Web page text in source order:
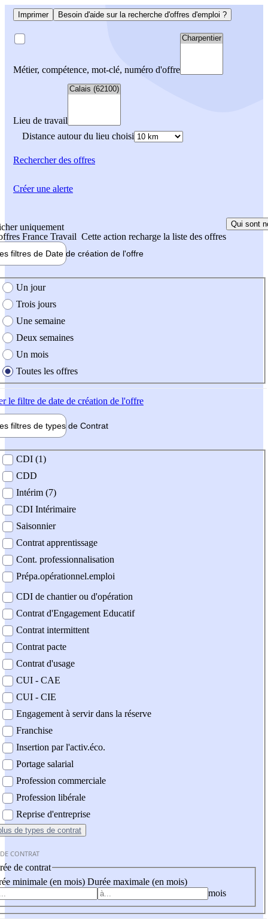
Imprimer Besoin d'aide sur la recherche d'offres d'emploi ?
Métier, compétence, mot-clé, numéro d'offre
Lieu de travail
Distance autour du lieu choisi
Rechercherdes offres
uniquement
France Travail Cette action recharge la liste des offres
Qui sont
filtres de Date de création de l'offre
création de l'offre
Un jour
Trois jours
Une semaine
Deux semaines
Un mois
Toutes les offres
le filtre de date de création de l'offre
filtres de types de Contrat
contrat
CDI (1)
CDD
Intérim (7)
CDI Intérimaire
Saisonnier
Contrat apprentissage
Cont. professionnalisation
Prépa.opérationnel.emploi
CDI de chantier ou d'opération
Contrat d'Engagement Educatif
Contrat intermittent
Contrat pacte
Contrat d'usage
CUI - CAE
CUI - CIE
Engagement à servir dans la réserve
Franchise
Insertion par l'activ.éco.
Portage salarial
Profession commerciale
Profession libérale
Reprise d'entreprise
de types de contrat
CONTRAT
de contrat
minimale (en mois) Durée maximale (en mois)
mois
Créer une alerte